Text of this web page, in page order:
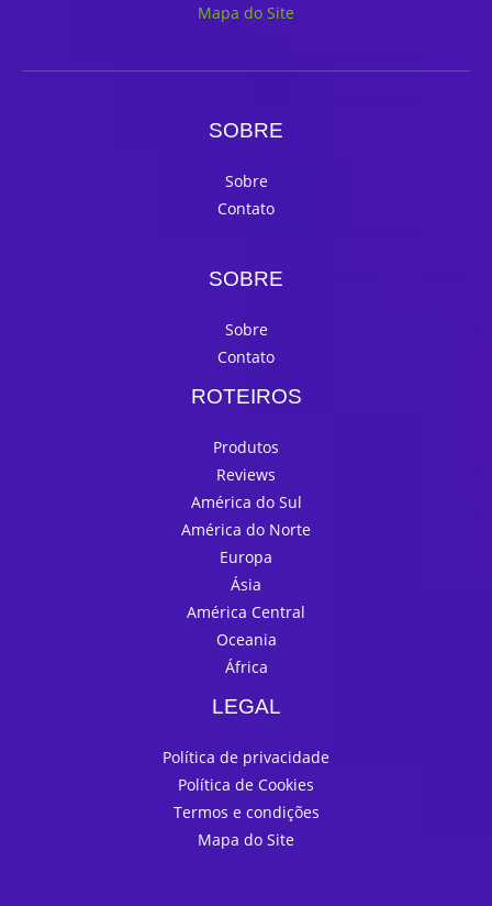
Mapa do Site
SOBRE
Sobre
Contato
SOBRE
Sobre
Contato
ROTEIROS
Produtos
Reviews
América do Sul
América do Norte
Europa
Ásia
América Central
Oceania
África
LEGAL
Política de privacidade
Política de Cookies
Termos e condições
Mapa do Site